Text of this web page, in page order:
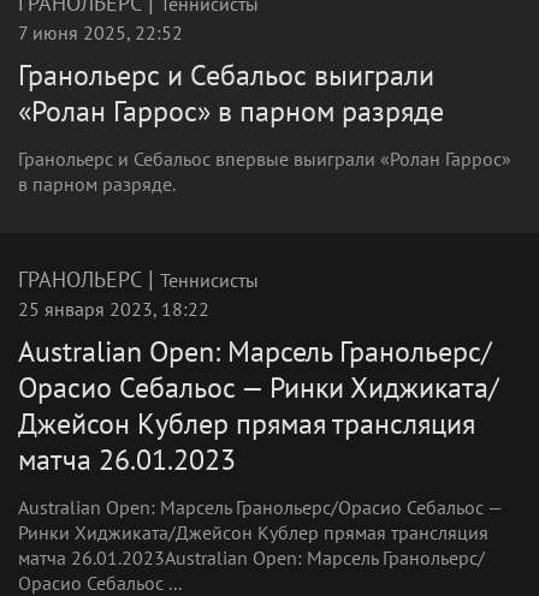
7 июня 2025, 22:52
Гранольерс и Себальос выиграли
«Ролан Гаррос» в парном разряде
Гранольерс и Себальос впервые выиграли «Ролан Гаррос»
в парном разряде.
ГРАНОЛЬЕРС | Теннисисты
25 января 2023, 18:22
Australian Open: Марсель Гранольерс/
Орасио Себальос — Ринки Хиджиката/
Джейсон Кублер прямая трансляция
матча 26.01.2023
Australian Open: Марсель Гранольерс/Орасио Себальос —
Ринки Хиджиката/Джейсон Кублер прямая трансляция
матча 26.01.2023Australian Open: Марсель Гранольерс/
Орасио Себальос ...